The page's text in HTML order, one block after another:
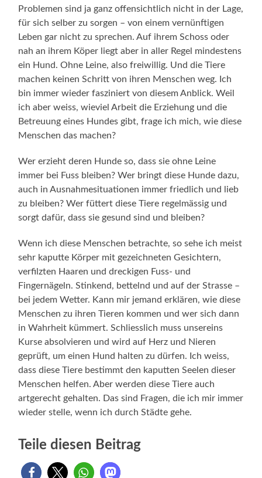
Problemen sind ja ganz offensichtlich nicht in der Lage,
für sich selber zu sorgen – von einem vernünftigen
Leben gar nicht zu sprechen. Auf ihrem Schoss oder
nah an ihrem Köper liegt aber in aller Regel mindestens
ein Hund. Ohne Leine, also freiwillig. Und die Tiere
machen keinen Schritt von ihren Menschen weg. Ich
bin immer wieder fasziniert von diesem Anblick. Weil
ich aber weiss, wieviel Arbeit die Erziehung und die
Betreuung eines Hundes gibt, frage ich mich, wie diese
Menschen das machen?
Wer erzieht deren Hunde so, dass sie ohne Leine
immer bei Fuss bleiben? Wer bringt diese Hunde dazu,
auch in Ausnahmesituationen immer friedlich und lieb
zu bleiben? Wer füttert diese Tiere regelmässig und
sorgt dafür, dass sie gesund sind und bleiben?
Wenn ich diese Menschen betrachte, so sehe ich meist
sehr kaputte Körper mit gezeichneten Gesichtern,
verfilzten Haaren und dreckigen Fuss- und
Fingernägeln. Stinkend, bettelnd und auf der Strasse –
bei jedem Wetter. Kann mir jemand erklären, wie diese
Menschen zu ihren Tieren kommen und wer sich dann
in Wahrheit kümmert. Schliesslich muss unsereins
Kurse absolvieren und wird auf Herz und Nieren
geprüft, um einen Hund halten zu dürfen. Ich weiss,
dass diese Tiere bestimmt den kaputten Seelen dieser
Menschen helfen. Aber werden diese Tiere auch
artgerecht gehalten. Das sind Fragen, die ich mir immer
wieder stelle, wenn ich durch Städte gehe.
Teile diesen Beitrag